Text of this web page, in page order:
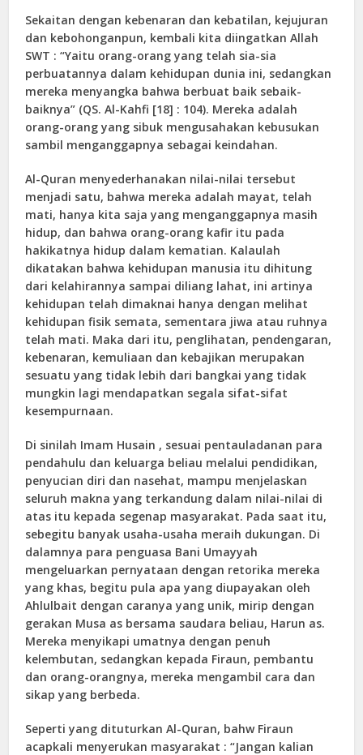
Sekaitan dengan kebenaran dan kebatilan, kejujuran
dan kebohonganpun, kembali kita diingatkan Allah
SWT : “Yaitu orang-orang yang telah sia-sia
perbuatannya dalam kehidupan dunia ini, sedangkan
mereka menyangka bahwa berbuat baik sebaik-
baiknya” (QS. Al-Kahfi [18] : 104). Mereka adalah
orang-orang yang sibuk mengusahakan kebusukan
sambil menganggapnya sebagai keindahan.
Al-Quran menyederhanakan nilai-nilai tersebut
menjadi satu, bahwa mereka adalah mayat, telah
mati, hanya kita saja yang menganggapnya masih
hidup, dan bahwa orang-orang kafir itu pada
hakikatnya hidup dalam kematian. Kalaulah
dikatakan bahwa kehidupan manusia itu dihitung
dari kelahirannya sampai diliang lahat, ini artinya
kehidupan telah dimaknai hanya dengan melihat
kehidupan fisik semata, sementara jiwa atau ruhnya
telah mati. Maka dari itu, penglihatan, pendengaran,
kebenaran, kemuliaan dan kebajikan merupakan
sesuatu yang tidak lebih dari bangkai yang tidak
mungkin lagi mendapatkan segala sifat-sifat
kesempurnaan.
Di sinilah Imam Husain , sesuai pentauladanan para
pendahulu dan keluarga beliau melalui pendidikan,
penyucian diri dan nasehat, mampu menjelaskan
seluruh makna yang terkandung dalam nilai-nilai di
atas itu kepada segenap masyarakat. Pada saat itu,
sebegitu banyak usaha-usaha meraih dukungan. Di
dalamnya para penguasa Bani Umayyah
mengeluarkan pernyataan dengan retorika mereka
yang khas, begitu pula apa yang diupayakan oleh
Ahlulbait dengan caranya yang unik, mirip dengan
gerakan Musa as bersama saudara beliau, Harun as.
Mereka menyikapi umatnya dengan penuh
kelembutan, sedangkan kepada Firaun, pembantu
dan orang-orangnya, mereka mengambil cara dan
sikap yang berbeda.
Seperti yang dituturkan Al-Quran, bahw Firaun
acapkali menyerukan masyarakat : “Jangan kalian